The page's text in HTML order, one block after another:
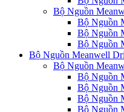
Bộ Nguồn
Bộ Nguồn
Bộ Nguồn
Bộ Nguồn
Bộ Nguồn Meanwell
Bộ Nguồn
Bộ Nguồn
Bộ Nguồn
Bộ Nguồn
Bộ Nguồn